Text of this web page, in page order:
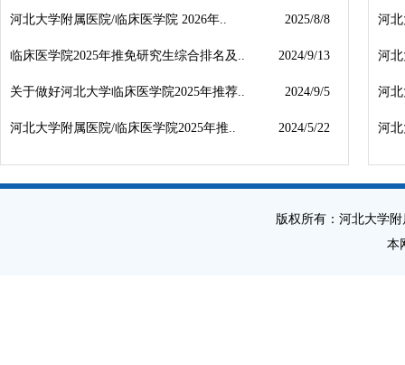
河北大学附属医院/临床医学院 2026年.. 2025/8/8
临床医学院2025年推免研究生综合排名及.. 2024/9/13
关于做好河北大学临床医学院2025年推荐.. 2024/9/5
河北大学附属医院/临床医学院2025年推.. 2024/5/22
河
河
河
河
版权所有：河北大学
本